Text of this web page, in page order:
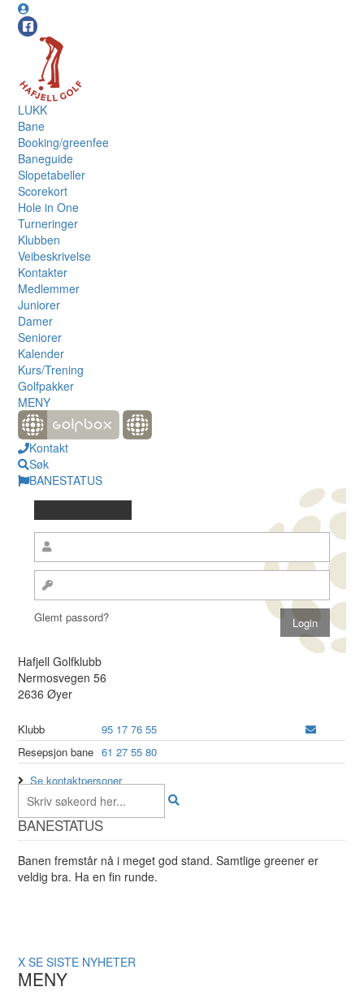
LUKK
Bane
Booking/greenfee
Baneguide
Slopetabeller
Scorekort
Hole in One
Turneringer
Klubben
Veibeskrivelse
Kontakter
Medlemmer
Juniorer
Damer
Seniorer
Kalender
Kurs/Trening
Golfpakker
MENY
Kontakt
Søk
BANESTATUS
Glemt passord?
Hafjell Golfklubb
Nermosvegen 56
2636 Øyer
Klubb
95 17 76 55
Resepsjon bane 61 27 55 80
Se kontaktpersoner
BANESTATUS
Banen fremstår nå i meget god stand. Samtlige greener er
veldig bra. Ha en fin runde.
X SE SISTE NYHETER
MENY